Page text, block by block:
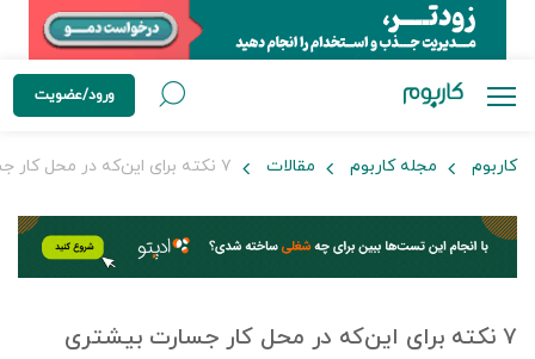
ورود/عضویت
کاربوم مجله کاربوم مقالات
۷ نکته برای این‌که در محل کار جسارت بیشتری